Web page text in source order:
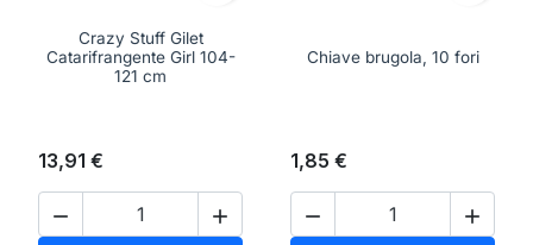
Crazy Stuff Gilet
Catarifrangente Girl 104-
121 cm
13,91 €
 
Chiave brugola, 10 fori
1,85 €
 